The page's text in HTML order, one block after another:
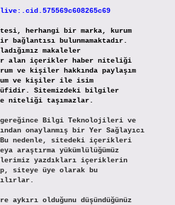
herhangi bir marka, kurum
bulunmamaktadır.
makaleler
alan içerikler haber niteliği
ve kişiler hakkında paylaşım
ve kişiler ile isim
Sitemizdeki bilgiler
niteliği taşımazlar.
gereğince Bilgi Teknolojileri ve
onaylanmış bir Yer Sağlayıcı
nedenle, sitedeki içerikleri
araştırma yükümlülüğümüz
yazdıkları içeriklerin
siteye üye olarak bu
aykırı olduğunu düşündüğünüz